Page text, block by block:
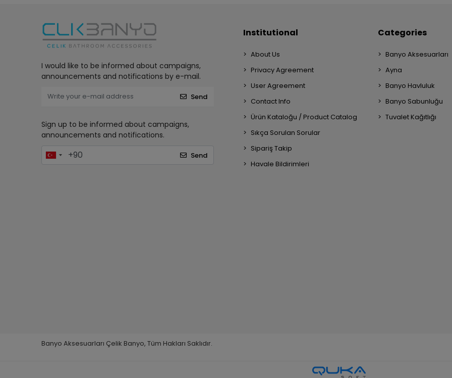
I would like to be informed about campaigns,
announcements and notifications by e-mail.
Send
Sign up to be informed about campaigns,
announcements and notifications.
Send
Institutional
About Us
Privacy Agreement
User Agreement
Contact Info
Ürün Kataloğu / Product Catalog
Sıkça Sorulan Sorular
Sipariş Takip
Havale Bildirimleri
Categories
Banyo Aksesuarları
Ayna
Banyo Havluluk
Banyo Sabunluğu
Tuvalet Kağıtlığı
Banyo Aksesuarları Çelik Banyo, Tüm Hakları Saklıdır.